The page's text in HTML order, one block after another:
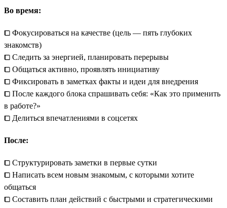
Во время:
⧠ Фокусироваться на качестве (цель — пять глубоких
знакомств)
⧠ Следить за энергией, планировать перерывы
⧠ Общаться активно, проявлять инициативу
⧠ Фиксировать в заметках факты и идеи для внедрения
⧠ После каждого блока спрашивать себя: «Как это применить
в работе?»
⧠ Делиться впечатлениями в соцсетях
После:
⧠ Структурировать заметки в первые сутки
⧠ Написать всем новым знакомым, с которыми хотите
общаться
⧠ Составить план действий с быстрыми и стратегическими